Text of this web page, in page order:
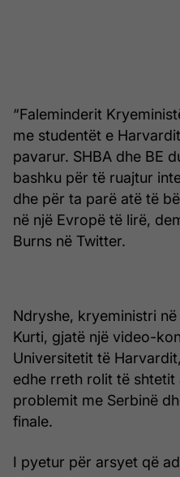
“Faleminderit
me studentët e
pavarur. SHBA dhe BE
bashku për të ruajtur
dhe për ta parë atë të
në një Evropë të lirë,
Burns në Twitter.
Ndryshe, kryeministri
Kurti, gjatë një video-
Universitetit të
edhe rreth rolit të
problemit me Serbinë
finale.
I pyetur për arsyet që